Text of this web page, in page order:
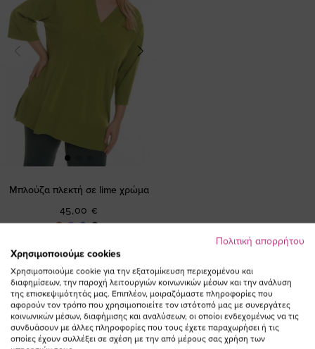
Μπλούζα πλεκτή σε lime χρώμα
45,00 €
Πολιτική απορρήτου
Χρησιμοποιούμε cookies
Χρησιμοποιούμε cookie για την εξατομίκευση περιεχομένου και
διαφημίσεων, την παροχή λειτουργιών κοινωνικών μέσων και την ανάλυση
της επισκεψιμότητάς μας. Επιπλέον, μοιραζόμαστε πληροφορίες που
αφορούν τον τρόπο που χρησιμοποιείτε τον ιστότοπό μας με συνεργάτες
κοινωνικών μέσων, διαφήμισης και αναλύσεων, οι οποίοι ενδεχομένως να τις
συνδυάσουν με άλλες πληροφορίες που τους έχετε παραχωρήσει ή τις
οποίες έχουν συλλέξει σε σχέση με την από μέρους σας χρήση των